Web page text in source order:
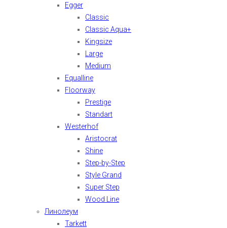
Egger
Classic
Classic Aqua+
Kingsize
Large
Medium
Equalline
Floorway
Prestige
Standart
Westerhof
Aristocrat
Shine
Step-by-Step
Style Grand
Super Step
Wood Line
Линолеум
Tarkett